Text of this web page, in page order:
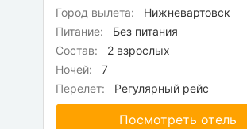
Город вылета:
Нижневартовск
Питание:
Без питания
Состав:
2 взрослых
Ночей:
7
Перелет:
Регулярный рейс
Посмотреть отель